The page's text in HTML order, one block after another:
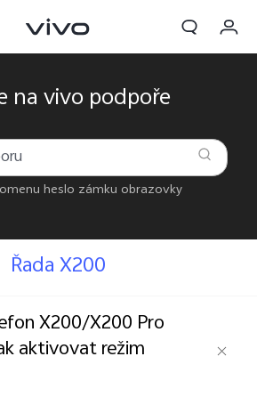
na vivo podpoře
heslo zámku obrazovky
Řada X200
X200/X200 Pro
aktivovat režim